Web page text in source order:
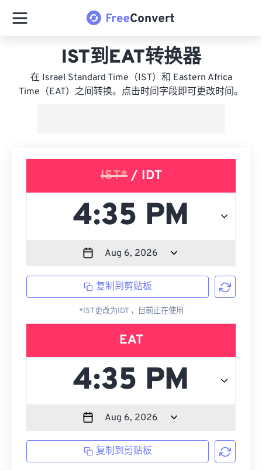
IST到EAT转换器
在 Israel Standard Time（IST）和 Eastern Africa
Time（EAT）之间转换。点击时间字段即可更改时间。
IST*/ IDT
复制到剪贴板
*IST更改为IDT ，目前正在使用
EAT
复制到剪贴板